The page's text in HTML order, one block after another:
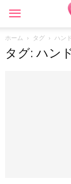
ホーム タグ ハン
タグ: ハン